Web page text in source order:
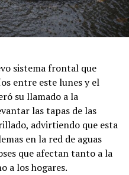
de sus funciones.
puntos de la región
clave para la toma de
y gestión del
regional Catalina Hott
constituye una
trabajo en terreno
sistema frontal que
entre este lunes y el
su llamado a la
las tapas de las
advirtiendo que esta
en la red de aguas
que afectan tanto a la
a los hogares.